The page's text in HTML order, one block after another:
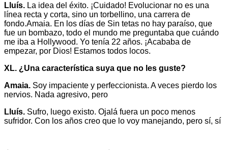
Lluís. La idea del éxito. ¡Cuidado! Evolucionar no es una
línea recta y corta, sino un torbellino, una carrera de
fondo.Amaia. En los días de Sin tetas no hay paraíso, que
fue un bombazo, todo el mundo me preguntaba que cuándo
me iba a Hollywood. Yo tenía 22 años. ¡Acababa de
empezar, por Dios! Estamos todos locos.
XL. ¿Una característica suya que no les guste?
Amaia. Soy impaciente y perfeccionista. A veces pierdo los
nervios. Nada agresivo, pero
Lluís. Sufro, luego existo. Ojalá fuera un poco menos
sufridor. Con los años creo que lo voy manejando, pero sí, sí